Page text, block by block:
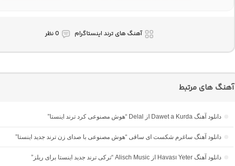
آهنگ های ترند اینستاگرام 0 نظر
آهنگ های مرتبط
دانلود آهنگ Dawet a Kurda از Delal “هوش مصنوعی کرد ترند اینستا”
دانلود آهنگ ساغرم شکست ای ساقی “هوش مصنوعی با صدای زن ترند جدید اینستا”
دانلود آهنگ Havası Yeter از Alisch Music “ترکی ترند جدید اینستا برای ریلز”